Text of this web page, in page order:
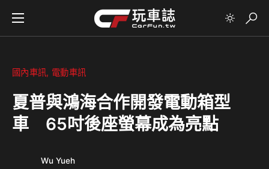
國內車訊 電動車訊
夏普與鴻海合作開發電動箱型
車 65吋後座螢幕成為亮點
Wu Yueh